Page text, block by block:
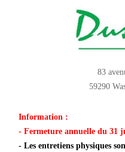
83
59290
Information :
- Fermeture annuelle du 31
- Les entretiens physiques